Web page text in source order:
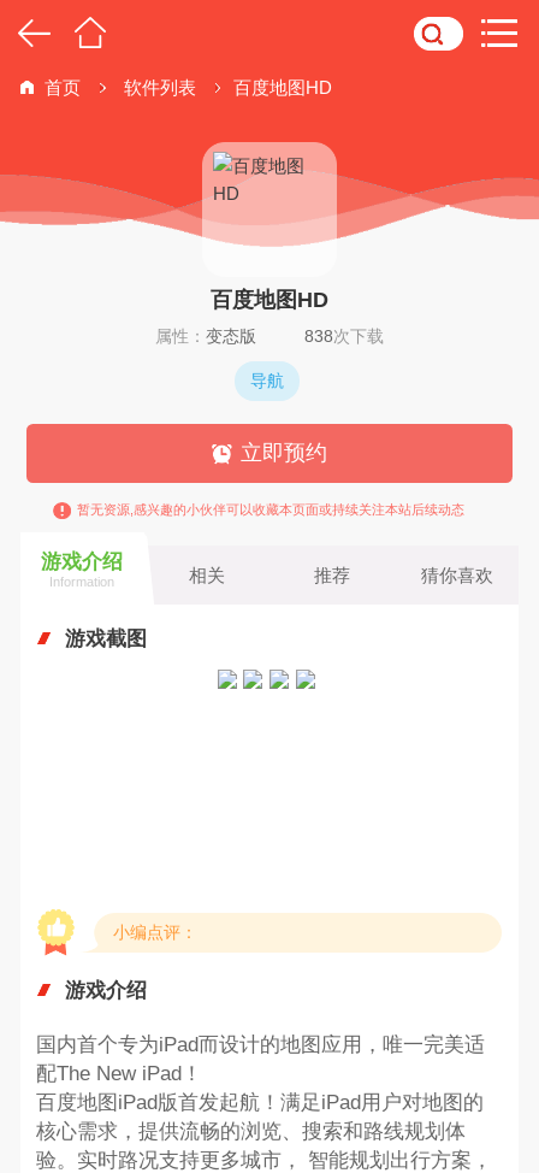
首页 软件列表 百度地图HD
百度地图HD
属性： 变态版 838次下载
导航
立即预约
暂无资源,感兴趣的小伙伴可以收藏本页面或持续关注本站后续动态
游戏介绍
Information 相关 推荐 猜你喜欢
游戏截图
小编点评：
游戏介绍
国内首个专为iPad而设计的地图应用，唯一完美适
配The New iPad！
百度地图iPad版首发起航！满足iPad用户对地图的
核心需求，提供流畅的浏览、搜索和路线规划体
验。实时路况支持更多城市， 智能规划出行方案，